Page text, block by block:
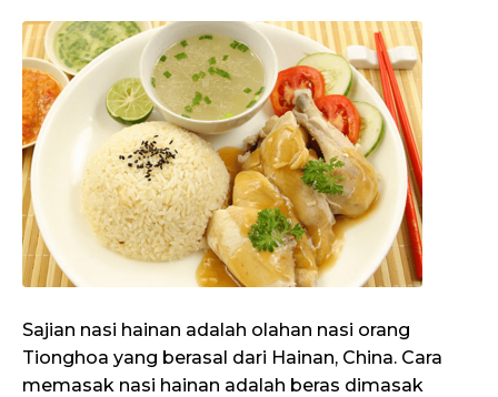
Sajian nasi hainan adalah olahan nasi orang
Tionghoa yang berasal dari Hainan, China. Cara
memasak nasi hainan adalah beras dimasak